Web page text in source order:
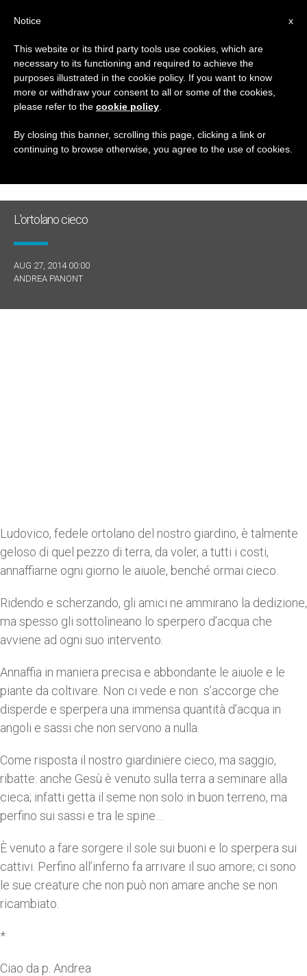
TAG
Posts Tagged ‘anima’
ULTIME NOTIZIE
L'ortolano cieco
AUG 27, 2014 00:00
ANDREA PANONT
Ludovico, fedele ortolano del nostro giardino, è talmente
geloso di quel pezzo di terra, da voler, a tutti i costi,
annaffiarne ogni giorno le aiuole, benché ormai cieco.
Ridendo e scherzando, gli amici ne ammirano la dedizione,
ma spesso gli sottolineano lo sperpero d’acqua che
avviene ad ogni suo intervento.
Annaffia in maniera precisa e abbondante le aiuole e le
piante da coltivare. Non ci vede e non s’accorge che
disperde e sperpera una immensa quantità d’acqua in
angoli e sassi che non servono a nulla.
Come risposta il nostro giardiniere cieco, ma saggio,
ribatte: anche Gesù è venuto sulla terra a seminare alla
cieca; infatti getta il seme non solo in buon terreno, ma
perfino sui sassi e tra le spine…
È venuto a fare sorgere il sole sui buoni e lo sperpera sui
cattivi. Perfino all’inferno fa arrivare il suo amore; ci sono
le sue creature che non può non amare anche se non
ricambiato.
*
Ciao da p. Andrea
x
Notice
This website or its third party tools use cookies, which are
necessary to its functioning and required to achieve the
purposes illustrated in the cookie policy. If you want to know
more or withdraw your consent to all or some of the cookies,
please refer to the cookie policy
By closing this banner, scrolling this page, clicking a link or
continuing to browse otherwise, you agree to the use of cookies.